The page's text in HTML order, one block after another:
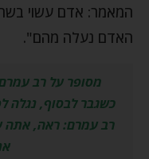
המאמר: אדם עשוי
האדם נעלה מהם".
מסופר על רב
כשגבר לבסוף, נגלה
רב עמרם: ראה, אתה